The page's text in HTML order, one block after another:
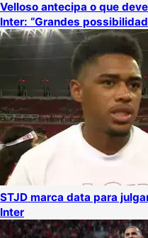
Velloso antecipa o que
Inter: “Grandes
STJD marca data para
Inter